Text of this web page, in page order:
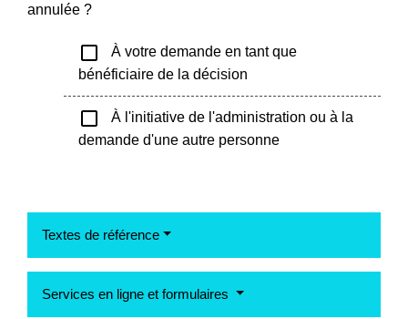
annulée ?
check_box_outline_blank
À votre demande en tant que
bénéficiaire de la décision
check_box_outline_blank
À l'initiative de l'administration ou à la
demande d'une autre personne
Textes de référence
Services en ligne et formulaires